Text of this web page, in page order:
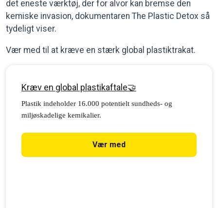
det eneste værktøj, der for alvor kan bremse den
kemiske invasion, dokumentaren The Plastic Detox så
tydeligt viser.
Vær med til at kræve en stærk global plastiktrakat.
Kræv en global plastikaftale🤝
Plastik indeholder 16.000 potentielt sundheds- og
miljøskadelige kemikalier.
Vær med